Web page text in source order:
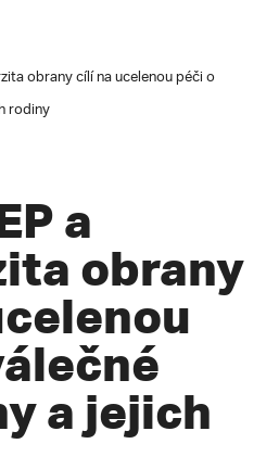
obrany cílí na ucelenou péči o
rodiny
a
obrany
a jejich